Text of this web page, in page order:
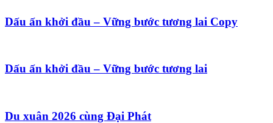
Dấu ấn khởi đầu – Vững bước tương lai Copy
Dấu ấn khởi đầu – Vững bước tương lai
Du xuân 2026 cùng Đại Phát